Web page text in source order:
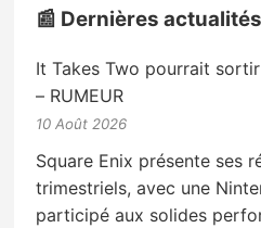
📰 Dernières actualités
It Takes Two pourrait
– RUMEUR
10 Août 2026
Square Enix présente ses
trimestriels, avec une
participé aux solides